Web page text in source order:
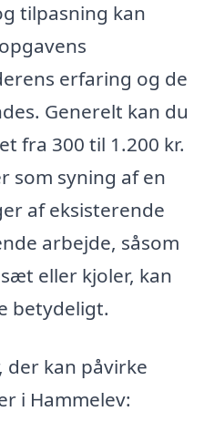
tilpasning kan
erfaring og de
Generelt kan du
fra 300 til 1.200 kr.
som syning af en
af eksisterende
arbejde, såsom
eller kjoler, kan
betydeligt.
der kan påvirke
i Hammelev: